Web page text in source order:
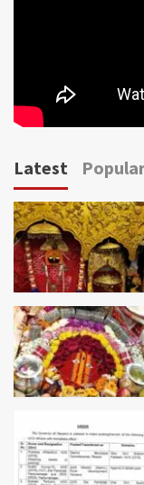
Latest